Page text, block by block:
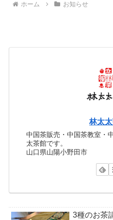
ホーム お知らせ
林太
中国茶販売・中国茶教室・
太茶館です。
山口県山陽小野田市
3種のお茶